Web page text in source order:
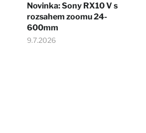
Novinka: Sony RX10 V s
rozsahem zoomu 24-
600mm
9.7.2026